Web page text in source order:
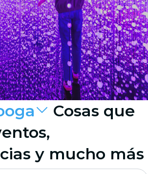
Cosas que
y mucho más